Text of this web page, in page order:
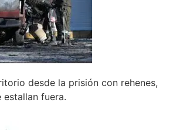
desde la prisión con rehenes,
fuera.